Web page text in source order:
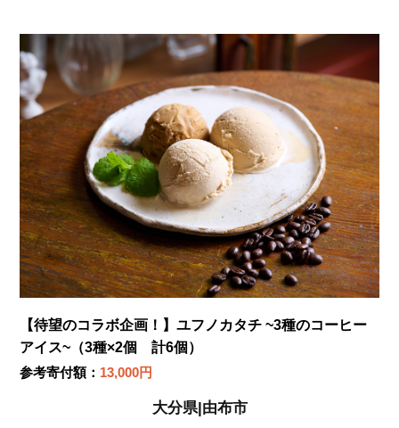
【待望のコラボ企画！】ユフノカタチ ~3種のコーヒー
アイス~（3種×2個 計6個）
参考寄付額： 13,000円
大分県|由布市